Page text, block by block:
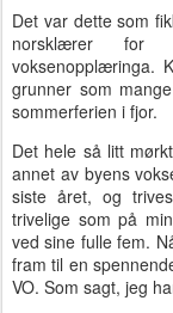
Det var dette som
norsklærer for
voksenopplæringa.
grunner som
sommerferien i fjor.
Det hele så litt
annet av byens
siste året, og
trivelige som på
ved sine fulle fem.
fram til en
VO. Som sagt, jeg